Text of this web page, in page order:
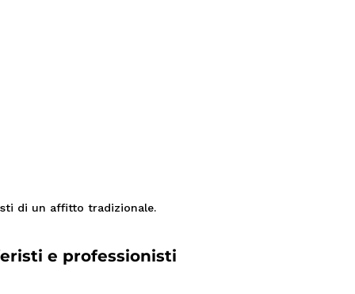
di un affitto tradizionale.
e professionisti